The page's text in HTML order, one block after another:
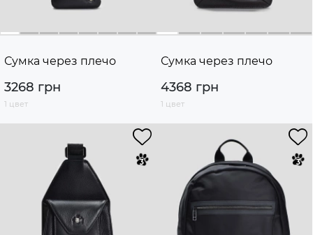
Сумка через плечо
3268 грн
1 цвет
Сумка через плечо
4368 грн
1 цвет